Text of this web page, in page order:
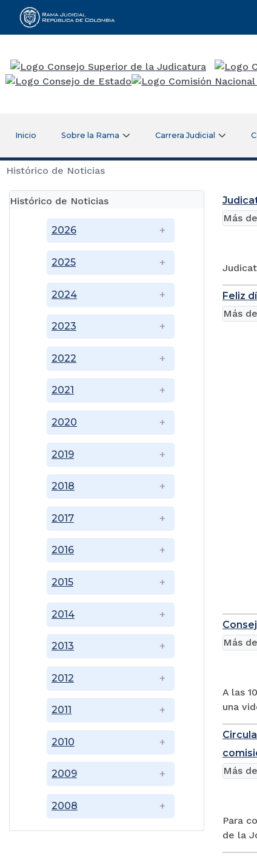
Rama Judicial
Inicio Sobre la Rama Carrera Judicial
Histórico de Noticias
Histórico de Noticias
2008
2009
2010
2011
2012
2013
2014
2015
2016
2017
2018
2019
2020
2021
2022
2023
2024
2025
2026
Más
Feliz
Más
A las
una
Más
Para
de la
Más